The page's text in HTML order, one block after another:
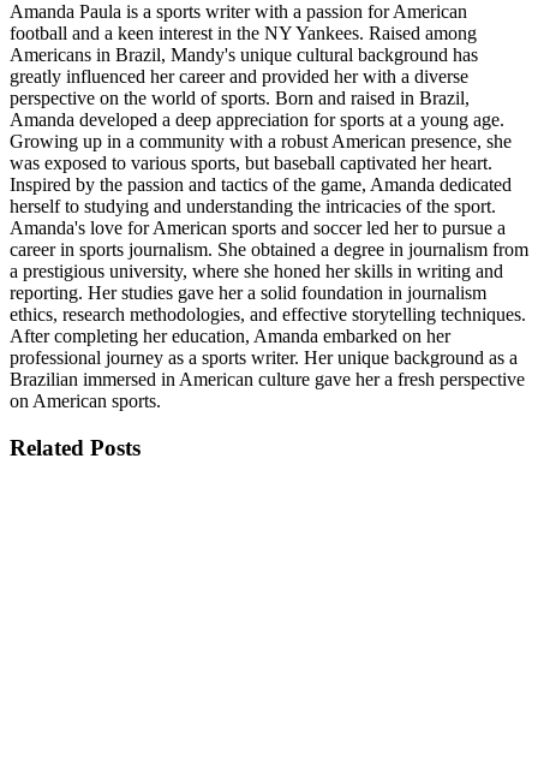
Amanda Paula is a sports writer with a passion for American
football and a keen interest in the NY Yankees. Raised among
Americans in Brazil, Mandy's unique cultural background has
greatly influenced her career and provided her with a diverse
perspective on the world of sports. Born and raised in Brazil,
Amanda developed a deep appreciation for sports at a young age.
Growing up in a community with a robust American presence, she
was exposed to various sports, but baseball captivated her heart.
Inspired by the passion and tactics of the game, Amanda dedicated
herself to studying and understanding the intricacies of the sport.
Amanda's love for American sports and soccer led her to pursue a
career in sports journalism. She obtained a degree in journalism from
a prestigious university, where she honed her skills in writing and
reporting. Her studies gave her a solid foundation in journalism
ethics, research methodologies, and effective storytelling techniques.
After completing her education, Amanda embarked on her
professional journey as a sports writer. Her unique background as a
Brazilian immersed in American culture gave her a fresh perspective
on American sports.
Related Posts